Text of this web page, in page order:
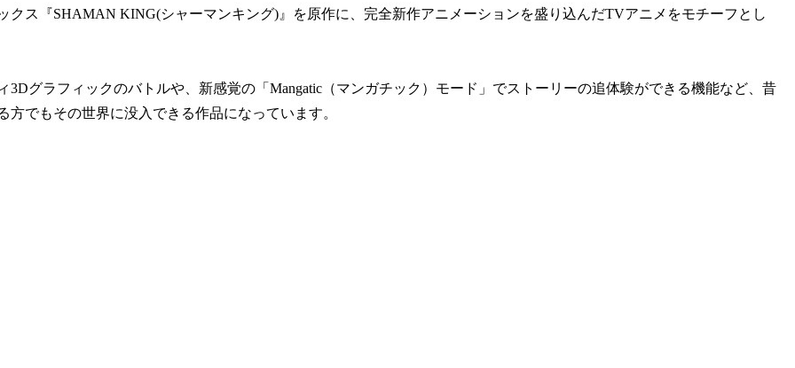
クス『SHAMAN KING(シャーマンキング)』を原作に、完全新作アニメーションを盛り込んだTVアニメをモチーフとし
グラフィックのバトルや、新感覚の「Mangatic（マンガチック）モード」でストーリーの追体験ができる機能など、昔
でもその世界に没入できる作品になっています。